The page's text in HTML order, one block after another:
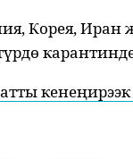
Корея,